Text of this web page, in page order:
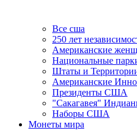
Все сша
250 лет
Американские
Национальные
Штаты и
Американские
Президенты США
"Сакагавея"
Наборы США
Монеты мира